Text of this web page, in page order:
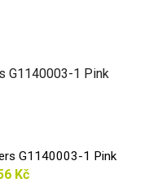
G1140003-1 Pink
Kč